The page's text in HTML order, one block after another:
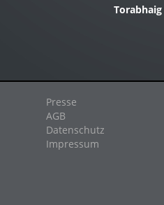
Torabhaig
Presse
AGB
Datenschutz
Impressum